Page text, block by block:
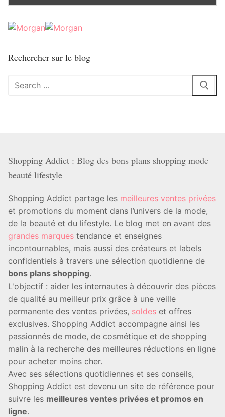
Rechercher sur le blog
Rechercher
Shopping Addict : Blog des bons plans shopping mode
beauté lifestyle
Shopping Addict partage les meilleures ventes privées
et promotions du moment dans l’univers de la mode,
de la beauté et du lifestyle. Le blog met en avant des
grandes marques tendance et enseignes
incontournables, mais aussi des créateurs et labels
confidentiels à travers une sélection quotidienne de
bons plans shopping.
L'objectif : aider les internautes à découvrir des pièces
de qualité au meilleur prix grâce à une veille
permanente des ventes privées, soldes et offres
exclusives. Shopping Addict accompagne ainsi les
passionnés de mode, de cosmétique et de shopping
malin à la recherche des meilleures réductions en ligne
pour acheter moins cher.
Avec ses sélections quotidiennes et ses conseils,
Shopping Addict est devenu un site de référence pour
suivre les meilleures ventes privées et promos en
ligne.